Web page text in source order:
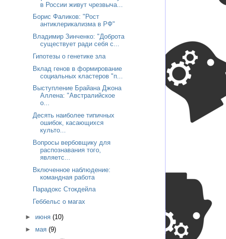
в России живут чрезвыча...
Борис Фаликов: "Рост
антиклерикализма в РФ"
Владимир Зинченко: "Доброта
существует ради себя с...
Гипотезы о генетике зла
Вклад генов в формирование
социальных кластеров "п...
Выступление Брайана Джона
Аллена: "Австралийское
о...
Десять наиболее типичных
ошибок, касающихся
культо...
Вопросы вербовщику для
распознавания того,
являетс...
Включенное наблюдение:
командная работа
Парадокс Стокдейла
Геббельс о магах
► июня (10)
► мая (9)